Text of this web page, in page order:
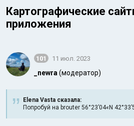
Аравийское море
Картографические
приложения
101 11 июл. 2023
_newra (модератор)
Elena Vasta сказалa:
Попробуй на brouter 56°23’04«N